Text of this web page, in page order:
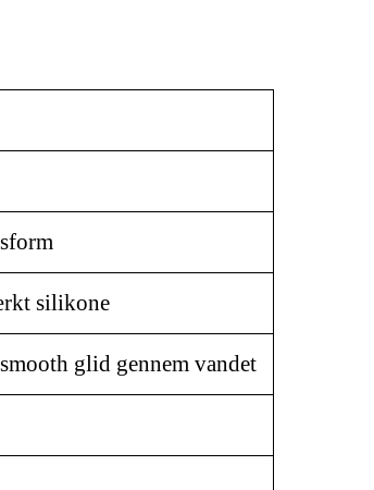
silikone
glid gennem vandet